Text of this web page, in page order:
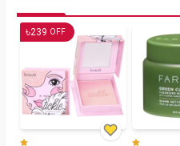
৳239 OFF